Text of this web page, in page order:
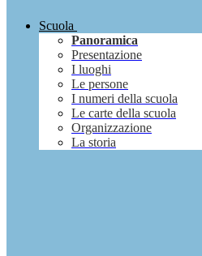
Scuola
Panoramica
Presentazione
I luoghi
Le persone
I numeri della scuola
Le carte della scuola
Organizzazione
La storia